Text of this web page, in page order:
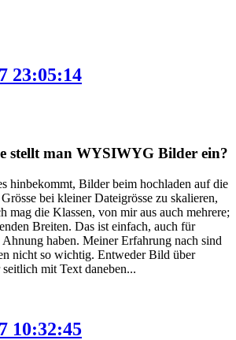
23:05:14
stellt man WYSIWYG Bilder ein?
hinbekommt, Bilder beim hochladen auf die
bei kleiner Dateigrösse zu skalieren,
mag die Klassen, von mir aus auch mehrere;
Breiten. Das ist einfach, auch für
haben. Meiner Erfahrung nach sind
nicht so wichtig. Entweder Bild über
mit Text daneben...
10:32:45